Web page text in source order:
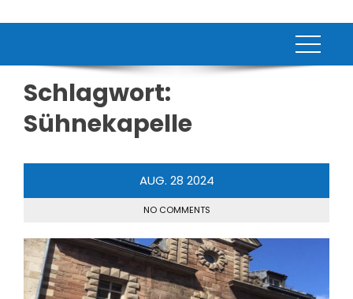
Schlagwort:
Sühnekapelle
AUG. 28 2024
NO COMMENTS